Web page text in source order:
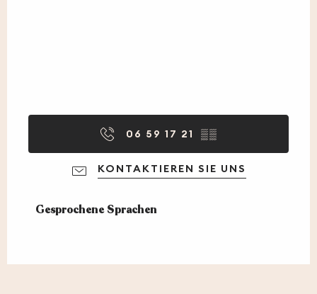
06 59 17 21 ▒▒
KONTAKTIEREN SIE UNS
Gesprochene Sprachen
Gesprochene Sprachen